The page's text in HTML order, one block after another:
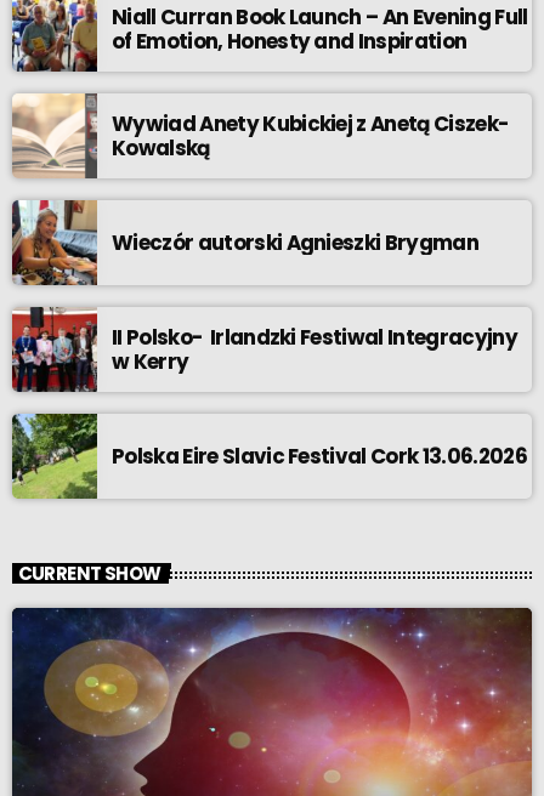
Niall Curran Book Launch – An Evening Full
of Emotion, Honesty and Inspiration
Wywiad Anety Kubickiej z Anetą Ciszek-
Kowalską
Wieczór autorski Agnieszki Brygman
II Polsko- Irlandzki Festiwal Integracyjny
w Kerry
Polska Eire Slavic Festival Cork 13.06.2026
CURRENT SHOW